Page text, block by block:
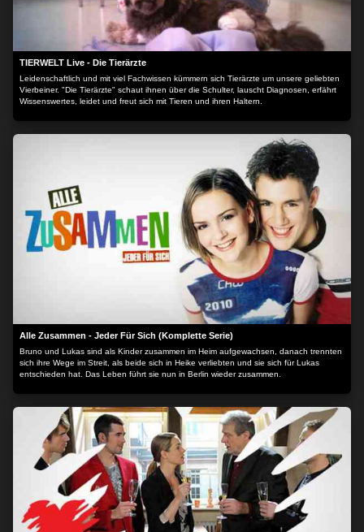
TIERWELT Live - Die Tierärzte
Leidenschaftlich und mit viel Fachwissen kümmern sich Tierärzte um unsere geliebten
Vierbeiner. "Die Tierärzte" schaut ihnen über die Schulter, lauscht Diagnosen, erfährt
Wissenswertes, leidet und freut sich mit Tieren und ihren Haltern.
Alle Zusammen - Jeder Für Sich (Komplette Serie)
Bruno und Lukas sind als Kinder zusammen im Heim aufgewachsen, danach trennten
sich ihre Wege im Streit, als beide sich in Heike verliebten und sie sich für Lukas
entschieden hat. Das Leben führt sie nun in Berlin wieder zusammen.